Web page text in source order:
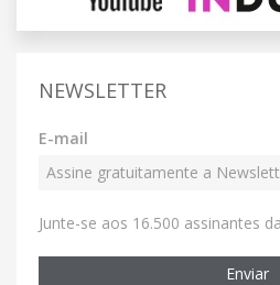
NEWSLETTER
E-mail
Junte-se aos 16.500 assinantes
Enviar